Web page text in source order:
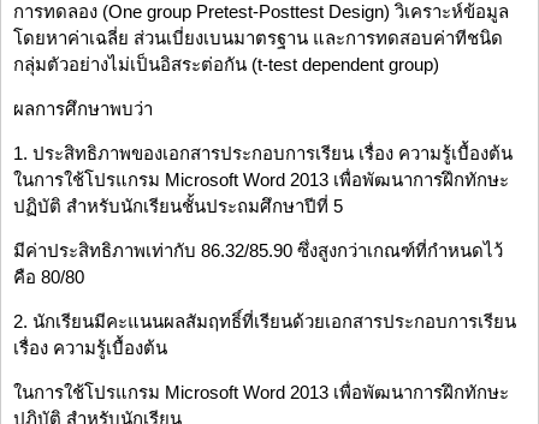
การทดลอง (One group Pretest-Posttest Design) วิเคราะห์ข้อมูล
โดยหาค่าเฉลี่ย ส่วนเบี่ยงเบนมาตรฐาน และการทดสอบค่าทีชนิด
กลุ่มตัวอย่างไม่เป็นอิสระต่อกัน (t-test dependent group)
ผลการศึกษาพบว่า
1. ประสิทธิภาพของเอกสารประกอบการเรียน เรื่อง ความรู้เบื้องต้น
ในการใช้โปรแกรม Microsoft Word 2013 เพื่อพัฒนาการฝึกทักษะ
ปฏิบัติ สำหรับนักเรียนชั้นประถมศึกษาปีที่ 5
มีค่าประสิทธิภาพเท่ากับ 86.32/85.90 ซึ่งสูงกว่าเกณฑ์ที่กำหนดไว้
คือ 80/80
2. นักเรียนมีคะแนนผลสัมฤทธิ์ที่เรียนด้วยเอกสารประกอบการเรียน
เรื่อง ความรู้เบื้องต้น
ในการใช้โปรแกรม Microsoft Word 2013 เพื่อพัฒนาการฝึกทักษะ
ปฏิบัติ สำหรับนักเรียน